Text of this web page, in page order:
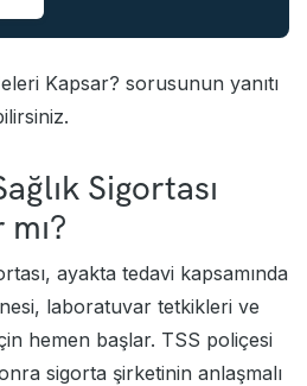
Kapsar? sorusunun yanıtı
Sigortası
ayakta tedavi kapsamında
laboratuvar tetkikleri ve
hemen başlar. TSS poliçesi
sigorta şirketinin anlaşmalı